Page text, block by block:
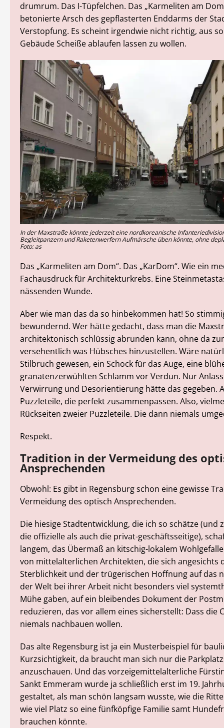
drumrum. Das I-Tüpfelchen. Das „Karmeliten am
betonierte Arsch des gepflasterten Enddarms der
Verstopfung. Es scheint irgendwie nicht richtig, aus
Gebäude Scheiße ablaufen lassen zu wollen.
In der Maxstraße könnte jederzeit eine nordkoreanische
Begleitpanzern und Raketenwerfern Aufmärsche üben könnte, ohne
Foto: as
Das „Karmeliten am Dom“. Das „KarDom“. Wie ein
Fachausdruck für Architekturkrebs. Eine
nässenden Wunde.
Aber wie man das da so hinbekommen hat! So
bewundernd. Wer hätte gedacht, dass man die
architektonisch schlüssig abrunden kann, ohne da
versehentlich was Hübsches hinzustellen. Wäre
Stilbruch gewesen, ein Schock für das Auge, eine
granatenzerwühlten Schlamm vor Verdun. Nur
Verwirrung und Desorientierung hätte das gegeben.
Puzzleteile, die perfekt zusammenpassen. Also,
Rückseiten zweier Puzzleteile. Die dann niemals
Respekt.
Tradition in der Vermeidung des
Ansprechenden
Obwohl: Es gibt in Regensburg schon eine gewisse
Vermeidung des optisch Ansprechenden.
Die hiesige Stadtentwicklung, die ich so schätze (und
die offizielle als auch die privat-geschäftsseitige),
langem, das Übermaß an kitschig-lokalem
von mittelalterlichen Architekten, die sich angesichts
Sterblichkeit und der trügerischen Hoffnung auf das
der Welt bei ihrer Arbeit nicht besonders viel
Mühe gaben, auf ein bleibendes Dokument der
reduzieren, das vor allem eines sicherstellt: Dass die
niemals nachbauen wollen.
Das alte Regensburg ist ja ein Musterbeispiel für
Kurzsichtigkeit, da braucht man sich nur die
anzuschauen. Und das vorzeigemittelalterliche
Sankt Emmeram wurde ja schließlich erst im 19.
gestaltet, als man schön langsam wusste, wie die
wie viel Platz so eine fünfköpfige Familie samt
brauchen könnte.